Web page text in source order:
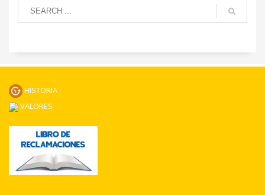
HISTORIA
VALORES